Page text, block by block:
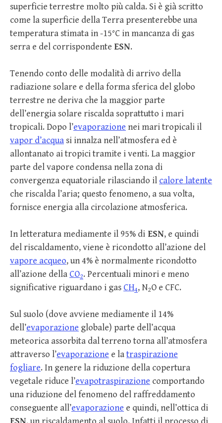
superficie terrestre molto più calda. Si è già scritto
come la superficie della Terra presenterebbe una
temperatura stimata in -15°C in mancanza di gas
serra e del corrispondente ESN.
Tenendo conto delle modalità di arrivo della
radiazione solare e della forma sferica del globo
terrestre ne deriva che la maggior parte
dell’energia solare riscalda soprattutto i mari
tropicali. Dopo l’evaporazione nei mari tropicali il
vapor d’acqua si innalza nell’atmosfera ed è
allontanato ai tropici tramite i venti. La maggior
parte del vapore condensa nella zona di
convergenza equatoriale rilasciando il calore latente
che riscalda l’aria; questo fenomeno, a sua volta,
fornisce energia alla circolazione atmosferica.
In letteratura mediamente il 95% di ESN, e quindi
del riscaldamento, viene è ricondotto all’azione del
vapore acqueo, un 4% è normalmente ricondotto
all’azione della CO2. Percentuali minori e meno
significative riguardano i gas CH4, N2O e CFC.
Sul suolo (dove avviene mediamente il 14%
dell’evaporazione globale) parte dell’acqua
meteorica assorbita dal terreno torna all’atmosfera
attraverso l’evaporazione e latraspirazione
fogliare. In genere la riduzione della copertura
vegetale riduce l’evapotraspirazione comportando
una riduzione del fenomeno del raffreddamento
conseguente all’evaporazione e quindi, nell’ottica di